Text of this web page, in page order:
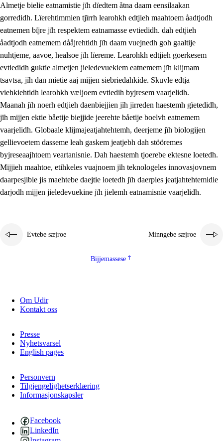
1. Lïerehtimmien aarvoevåarome
1.1 Almetjeaarvoe
1.2 Identiteete jïh kulturellen gellievoete
1.3 Laejhtehks ussjedimmie jïh etihkeles vuajnoe
1.4
Skaepiedimmievoeteaavoe, eadtjohkevoete jïh
goerehtimmievæljoe
Eatnemem krööhkestidh jïh byjresegoerkesevoete
1.6 Demokratije jïh meatanårrome
Almetje bielie eatnamistie jïh dïedtem åtna daam eensilaakan
gorredidh. Lïerehtimmien tjïrrh learohkh edtjieh maahtoem åadtjodh
eatnemen bïjre jïh respektem eatnamasse evtiedidh. dah edtjieh
åadtjodh eatnemem dååjrehtidh jïh daam vuejnedh goh gaaltije
nuhtjeme, aavoe, healsoe jïh lïereme. Learohkh edtjieh goerkesem
evtiedidh guktie almetjen jieledevuekiem eatnemem jïh klijmam
tsavtsa, jïh dan mietie aaj mijjen siebriedahkide. Skuvle edtja
viehkiehtidh learohkh væljoem evtiedih byjresem vaarjelidh.
Maanah jïh noerh edtjieh daenbiejjien jïh jirreden haestemh gïetedidh,
jïh mijjen ektie båetije biejjide jeerehte båetije boelvh eatnemem
vaarjelidh. Globaale klijmajeatjahtehtemh, deerjeme jïh biologijen
gellievoetem dasseme leah gaskem jeatjebh dah stööremes
byjreseaajhtoem veartanisnie. Dah haestemh tjoerebe ektesne loetedh.
Mijjieh maahtoe, etihkeles vuajnoem jïh teknologeles innovasjovnem
daarpesjibie jis maehtebe daejtie loetedh jïh daerpies jeatjahtehtemidie
darjodh mijjen jieledevuekine jïh jielemh eatnamisnie vaarjelidh.
Evtebe sæjroe Minngebe sæjroe
Bijjemassese
Om Udir
Kontakt oss
Presse
Nyhetsvarsel
English pages
Personvern
Tilgjengelighetserklæring
Informasjonskapsler
Facebook
LinkedIn